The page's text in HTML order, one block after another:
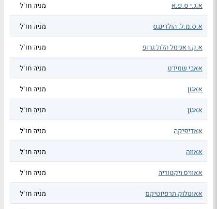
א.נ.י ס.פ.א מניה חו"ל
א.ס.מ.ל. הולדינגס מניה חו"ל
א.ק.ו אנימל הלת' גרופ מניה חו"ל
אאבי שמידט מניה חו"ל
אאגון מניה חו"ל
אאגון מניה חו"ל
אאדיפיקה מניה חו"ל
אאווה מניה חו"ל
אאוויס ויקטוריה מניה חו"ל
אאוטלוק תרפיוטיקס מניה חו"ל